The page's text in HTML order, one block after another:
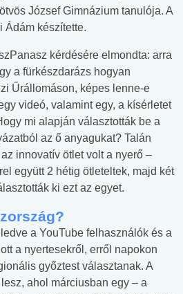
József Gimnázium tanulója. A
Ádám készítette.
kérdésére elmondta: arra
a fürkészdarázs hogyan
Űrállomáson, képes lenne-e
videó, valamint egy, a kísérletet
mi alapján választották be a
az ő anyagukat? Talán
innovatív ötlet volt a nyerő –
együtt 2 hétig ötleteltek, majd két
ki ezt az egyet.
a YouTube felhasználók és a
a nyertesekről, erről napokon
győztest választanak. A
ahol márciusban egy – a